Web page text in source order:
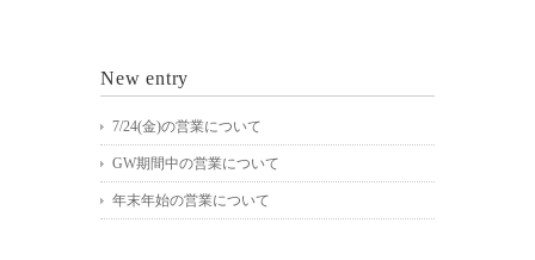
New entry
7/24(金)の営業について
GW期間中の営業について
年末年始の営業について